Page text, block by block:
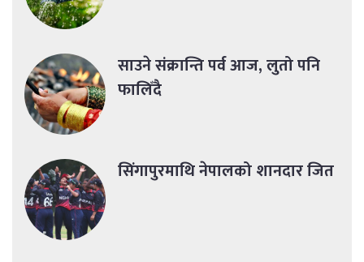
साउने संक्रान्ति पर्व आज, लुतो पनि
फालिँदै
सिंगापुरमाथि नेपालको शानदार जित